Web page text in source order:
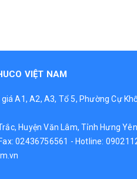
VIỆT NAM
A1, A2, A3, Tổ 5, Phường Cự
Huyện Văn Lâm, Tỉnh Hưng Yên.
02436756561 - Hotline: